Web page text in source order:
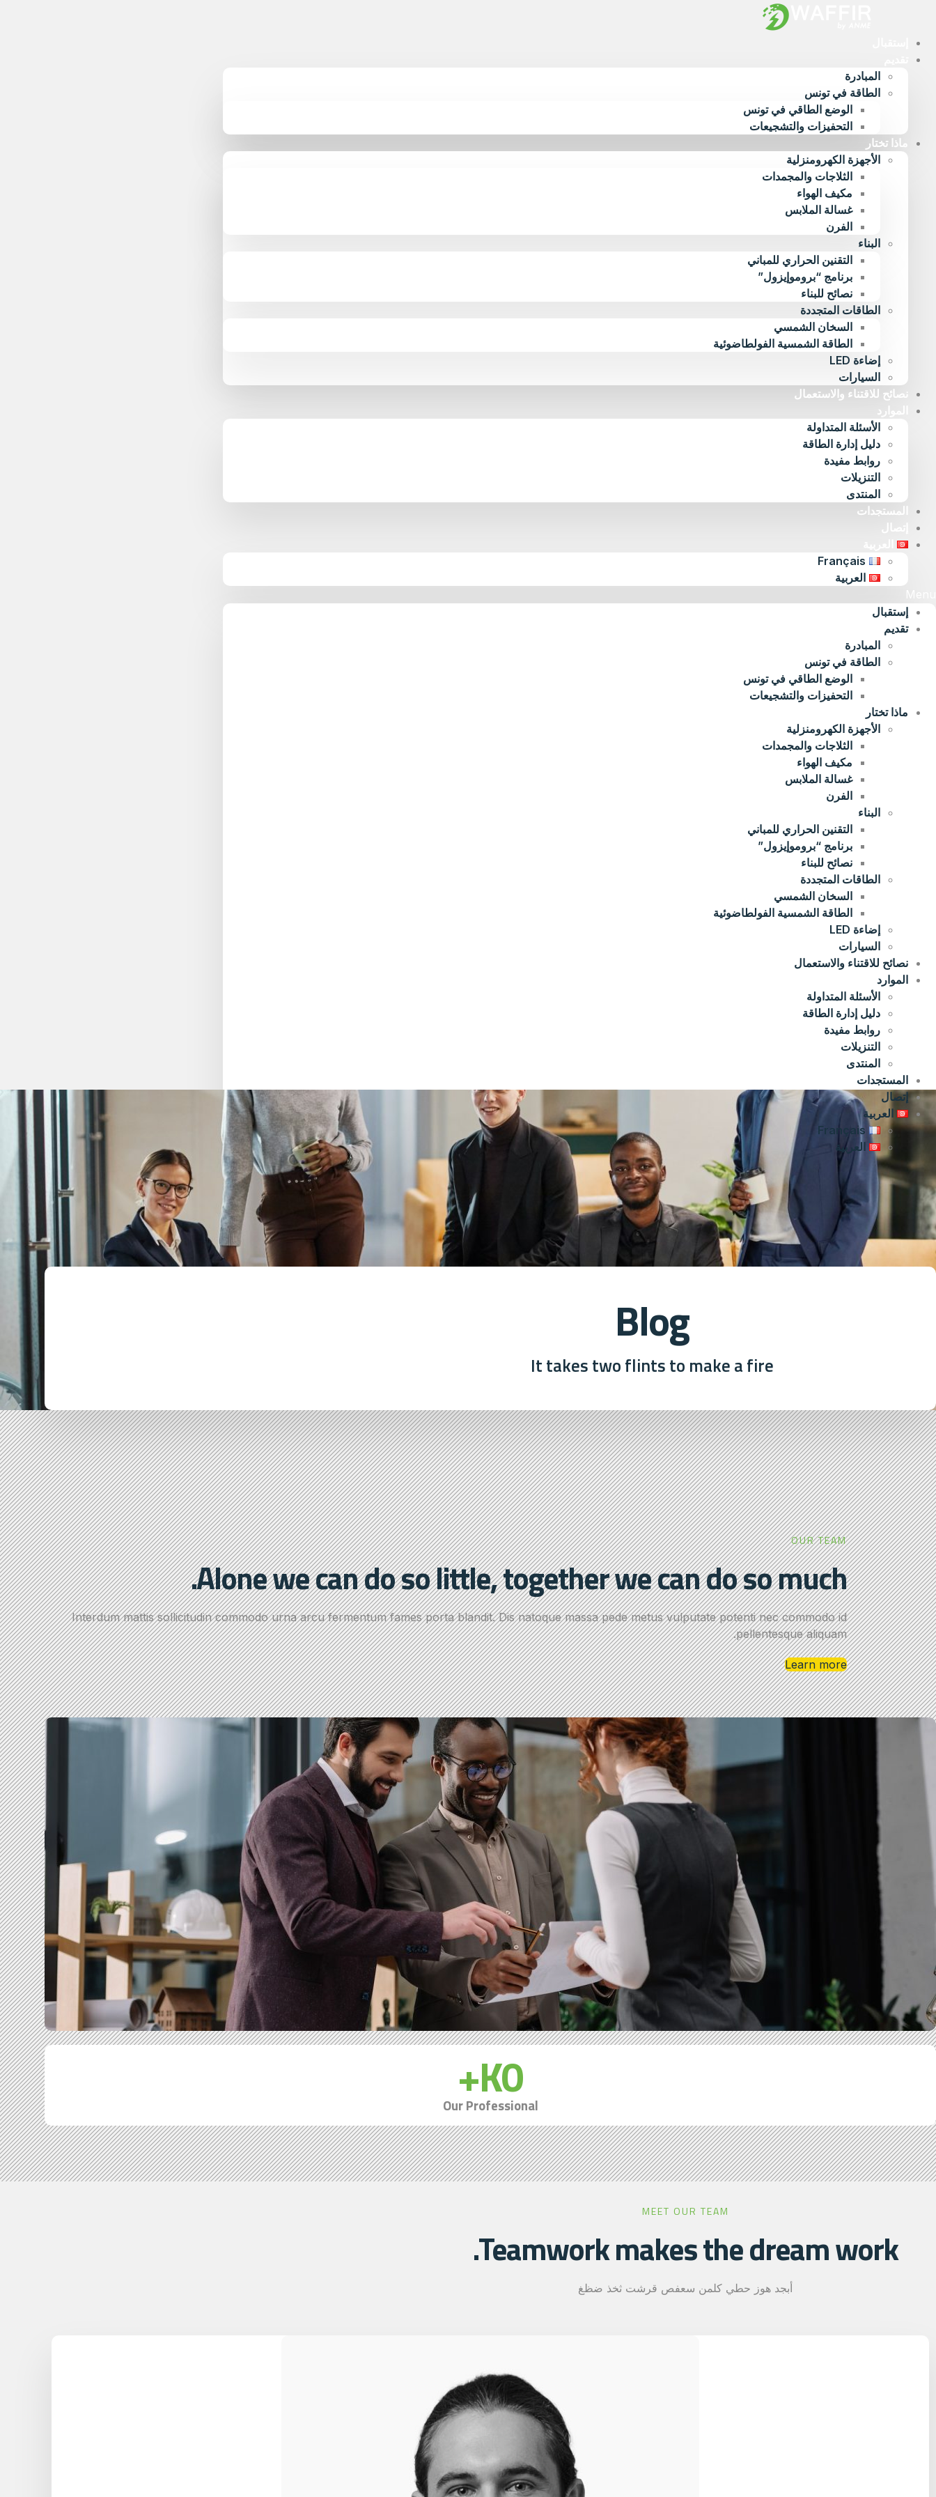
content
المبادرة
الطاقة في تونس
الوضع الطاقي في تونس
التحفيزات والتشجيعات
ماذا تختار
الأجهزة الكهرومنزلية
الثلاجات والمجمدات
مكيف الهواء
غسالة الملابس
الفرن
البناء
التقنين الحراري للمباني
برنامج “بروموإيزول”
نصائح للبناء
الطاقات المتجددة
السخان الشمسي
الطاقة الشمسية الفولطاضوئية
إضاءة LED
السيارات
نصائح للاقتناء والاستعمال
الموارد
الأسئلة المتداولة
دليل إدارة الطاقة
روابط مفيدة
التنزيلات
المنتدى
المستجدات
إتصال
Français
العربية
إستقبال
تقديم
المبادرة
الطاقة في تونس
الوضع الطاقي في تونس
التحفيزات والتشجيعات
ماذا تختار
الأجهزة الكهرومنزلية
الثلاجات والمجمدات
مكيف الهواء
غسالة الملابس
الفرن
البناء
التقنين الحراري للمباني
برنامج “بروموإيزول”
نصائح للبناء
الطاقات المتجددة
السخان الشمسي
الطاقة الشمسية الفولطاضوئية
إضاءة LED
السيارات
نصائح للاقتناء والاستعمال
الموارد
الأسئلة المتداولة
دليل إدارة الطاقة
روابط مفيدة
التنزيلات
المنتدى
المستجدات
إتصال
العربية
Français
العربية
Blog
It takes two flints to make a fire
OUR TEAM
Alone we can do so little, together we can do so much.
Interdum mattis sollicitudin commodo urna arcu fermentum fames porta blandit. Dis natoque massa pede metus vulputate potenti nec commodo id
pellentesque aliquam.
Learn more
0
K+
Our Professional
MEET OUR TEAM
Teamwork makes the dream work.
أبجد هوز حطي كلمن سعفص قرشت ثخذ ضظغ